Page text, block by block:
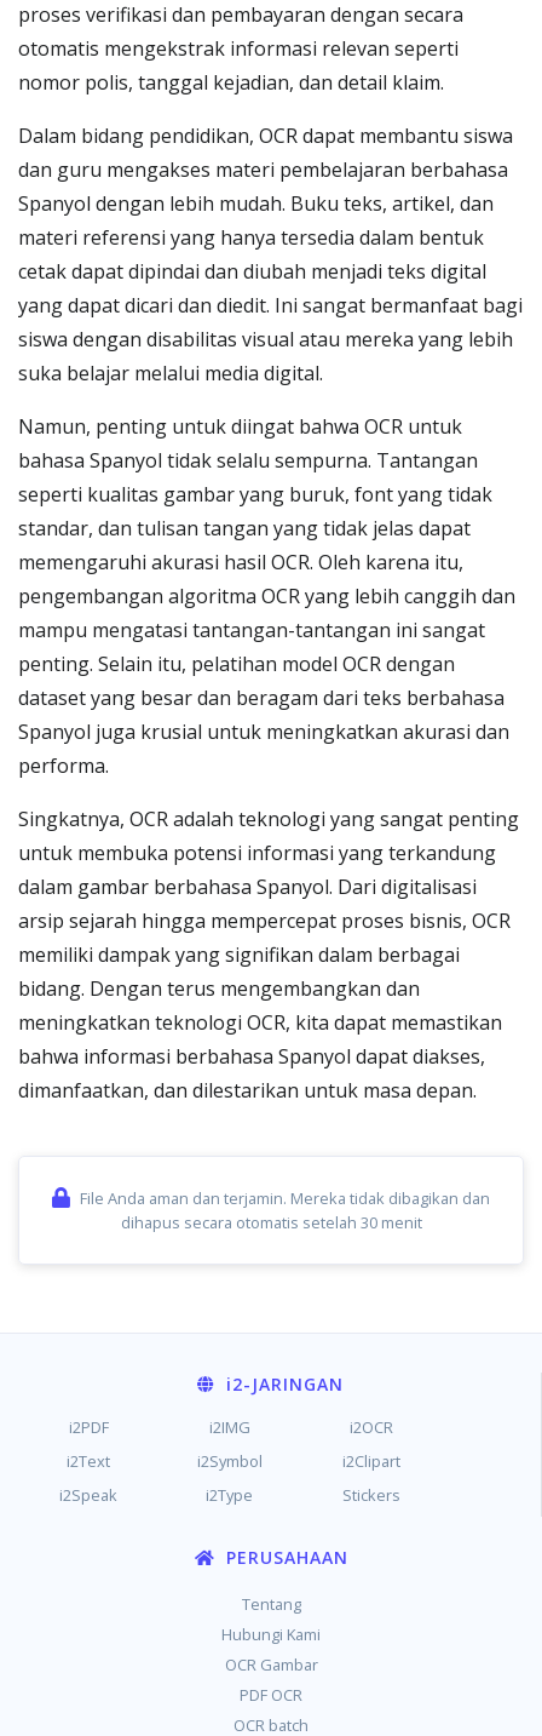
proses verifikasi dan pembayaran dengan secara
otomatis mengekstrak informasi relevan seperti
nomor polis, tanggal kejadian, dan detail klaim.
Dalam bidang pendidikan, OCR dapat membantu siswa
dan guru mengakses materi pembelajaran berbahasa
Spanyol dengan lebih mudah. Buku teks, artikel, dan
materi referensi yang hanya tersedia dalam bentuk
cetak dapat dipindai dan diubah menjadi teks digital
yang dapat dicari dan diedit. Ini sangat bermanfaat bagi
siswa dengan disabilitas visual atau mereka yang lebih
suka belajar melalui media digital.
Namun, penting untuk diingat bahwa OCR untuk
bahasa Spanyol tidak selalu sempurna. Tantangan
seperti kualitas gambar yang buruk, font yang tidak
standar, dan tulisan tangan yang tidak jelas dapat
memengaruhi akurasi hasil OCR. Oleh karena itu,
pengembangan algoritma OCR yang lebih canggih dan
mampu mengatasi tantangan-tantangan ini sangat
penting. Selain itu, pelatihan model OCR dengan
dataset yang besar dan beragam dari teks berbahasa
Spanyol juga krusial untuk meningkatkan akurasi dan
performa.
Singkatnya, OCR adalah teknologi yang sangat penting
untuk membuka potensi informasi yang terkandung
dalam gambar berbahasa Spanyol. Dari digitalisasi
arsip sejarah hingga mempercepat proses bisnis, OCR
memiliki dampak yang signifikan dalam berbagai
bidang. Dengan terus mengembangkan dan
meningkatkan teknologi OCR, kita dapat memastikan
bahwa informasi berbahasa Spanyol dapat diakses,
dimanfaatkan, dan dilestarikan untuk masa depan.
File Anda aman dan terjamin. Mereka tidak dibagikan dan
dihapus secara otomatis setelah 30 menit
i2-JARINGAN
i2PDF i2IMG
i2OCR
i2Text
i2Symbol
i2Clipart
i2Speak
i2Type Stickers
PERUSAHAAN
Tentang
Hubungi Kami
OCR Gambar
PDF OCR
OCR batch